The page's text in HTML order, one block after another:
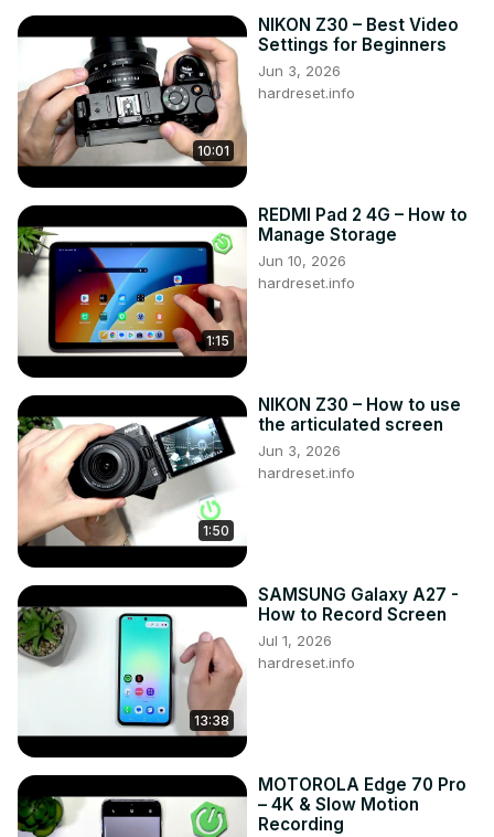
10:01
NIKON Z30 – Best Video
Settings for Beginners
Jun 3, 2026
hardreset.info
1:15
REDMI Pad 2 4G – How to
Manage Storage
Jun 10, 2026
hardreset.info
1:50
NIKON Z30 – How to use
the articulated screen
Jun 3, 2026
hardreset.info
13:38
SAMSUNG Galaxy A27 -
How to Record Screen
Jul 1, 2026
hardreset.info
MOTOROLA Edge 70 Pro
– 4K & Slow Motion
Recording